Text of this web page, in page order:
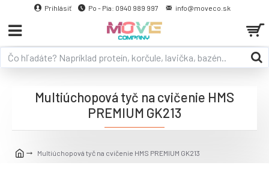
Prihlásiť Po - Pia: 0940 989 997 info@moveco.sk
Multiúchopová tyč na cvičenie HMS PREMIUM GK213
Multiúchopová tyč na cvičenie HMS
PREMIUM GK213